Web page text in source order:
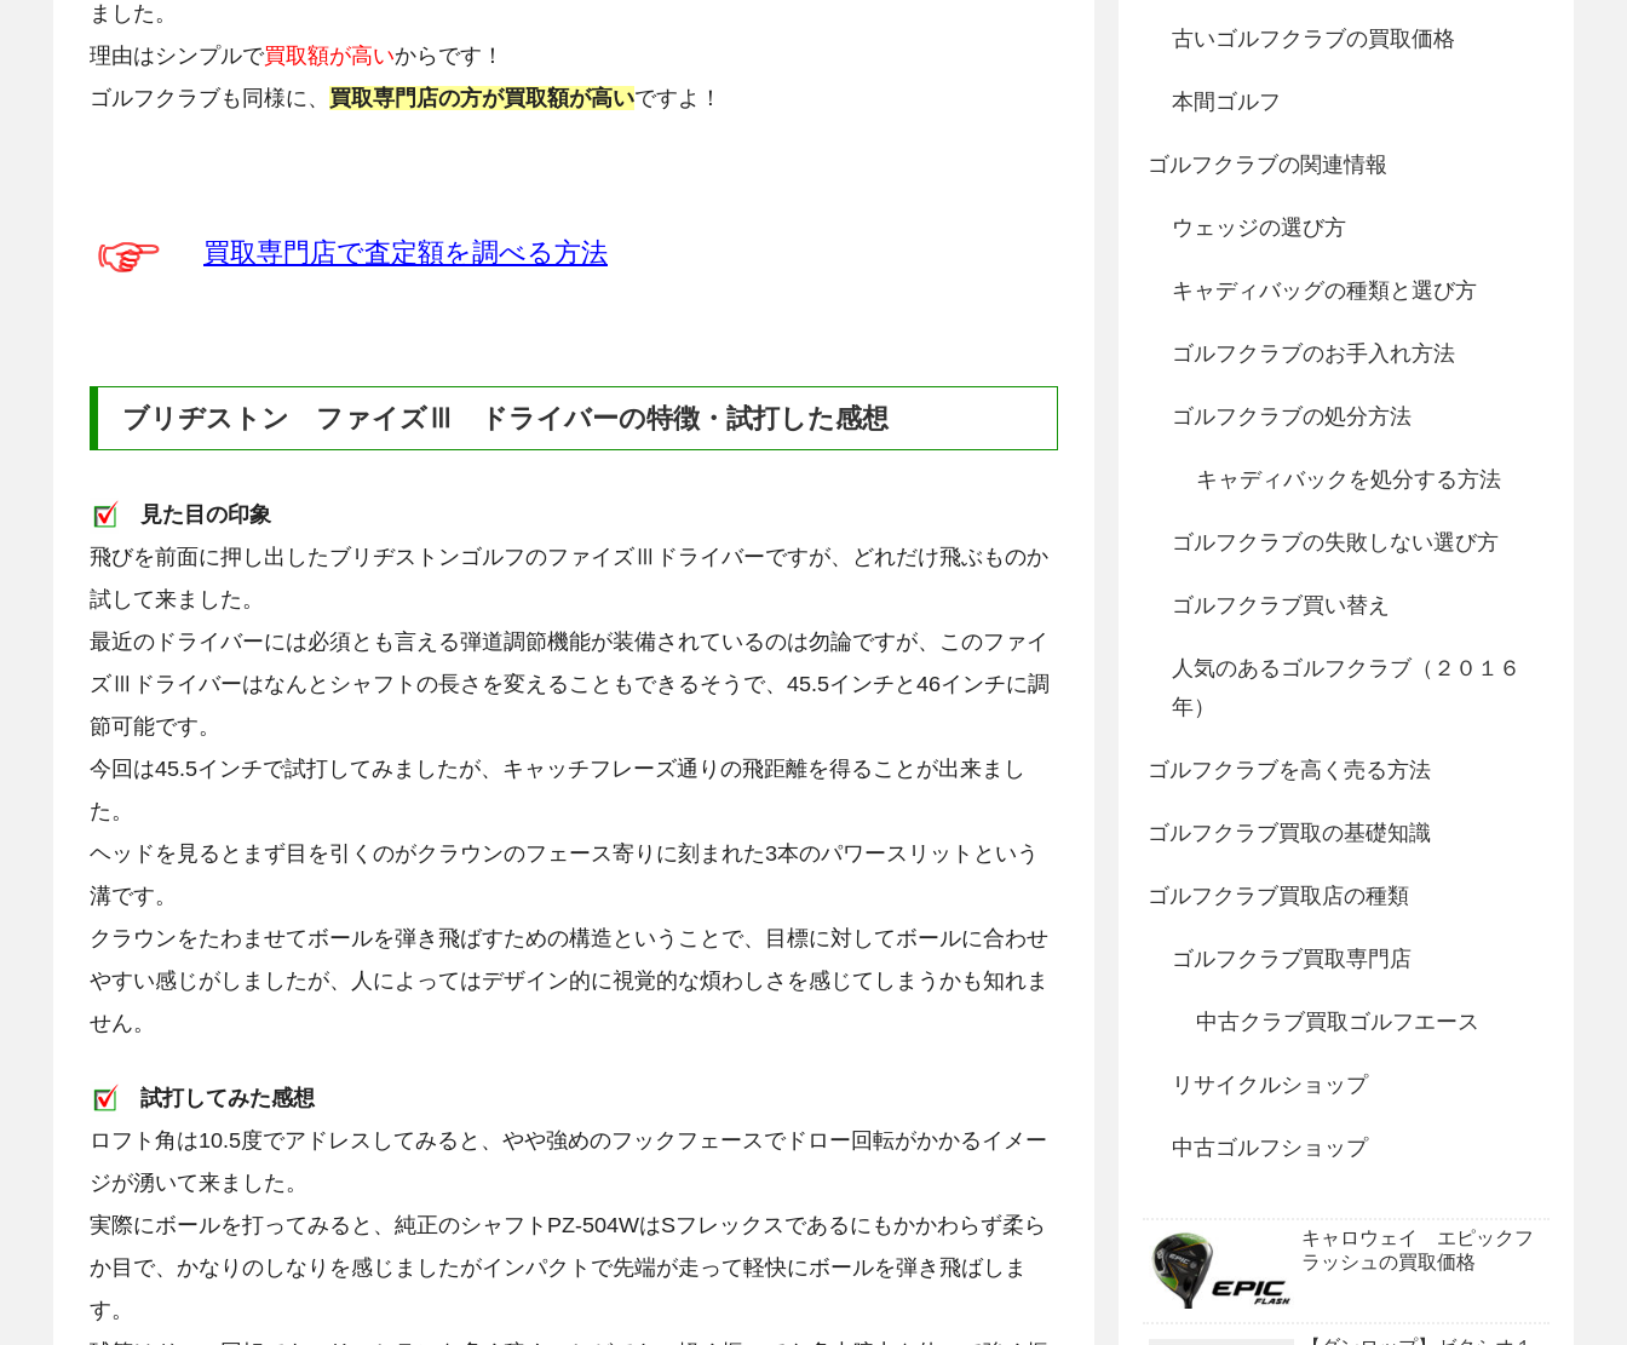
ました。
理由はシンプルで買取額が高いからです！
ゴルフクラブも同様に、 買取専門店の方が買取額が高いですよ！
買取専門店で査定額を調べる方法
ブリヂストン ファイズⅢ ドライバーの特徴・試打した感想
見た目の印象
飛びを前面に押し出したブリヂストンゴルフのファイズⅢドライバーですが、どれだけ飛ぶものか
試して来ました。
最近のドライバーには必須とも言える弾道調節機能が装備されているのは勿論ですが、このファイ
ズⅢドライバーはなんとシャフトの長さを変えることもできるそうで、45.5インチと46インチに調
節可能です。
今回は45.5インチで試打してみましたが、キャッチフレーズ通りの飛距離を得ることが出来まし
た。
ヘッドを見るとまず目を引くのがクラウンのフェース寄りに刻まれた3本のパワースリットという
溝です。
クラウンをたわませてボールを弾き飛ばすための構造ということで、目標に対してボールに合わせ
やすい感じがしましたが、人によってはデザイン的に視覚的な煩わしさを感じてしまうかも知れま
せん。
試打してみた感想
ロフト角は10.5度でアドレスしてみると、やや強めのフックフェースでドロー回転がかかるイメー
ジが湧いて来ました。
実際にボールを打ってみると、純正のシャフトPZ-504WはSフレックスであるにもかかわらず柔ら
か目で、かなりのしなりを感じましたがインパクトで先端が走って軽快にボールを弾き飛ばしま
す。
古いゴルフクラブの買取価格
本間ゴルフ
ゴルフクラブの関連情報
ウェッジの選び方
キャディバッグの種類と選び方
ゴルフクラブのお手入れ方法
ゴルフクラブの処分方法
キャディバックを処分する方法
ゴルフクラブの失敗しない選び方
ゴルフクラブ買い替え
人気のあるゴルフクラブ（２０１６
年）
ゴルフクラブを高く売る方法
ゴルフクラブ買取の基礎知識
ゴルフクラブ買取店の種類
ゴルフクラブ買取専門店
中古クラブ買取ゴルフエース
リサイクルショップ
中古ゴルフショップ
キャロウェイ エピックフ
ラッシュの買取価格